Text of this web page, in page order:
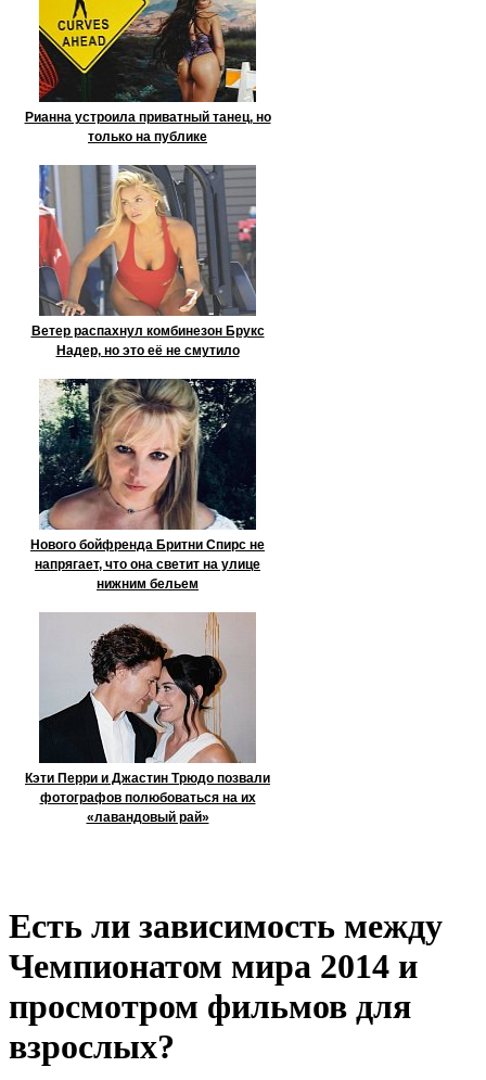
Рианна устроила приватный танец, но
только на публике
Ветер распахнул комбинезон Брукс
Надер, но это её не смутило
Нового бойфренда Бритни Спирс не
напрягает, что она светит на улице
нижним бельем
Кэти Перри и Джастин Трюдо позвали
фотографов полюбоваться на их
«лавандовый рай»
Есть ли зависимость между
Чемпионатом мира 2014 и
просмотром фильмов для
взрослых?